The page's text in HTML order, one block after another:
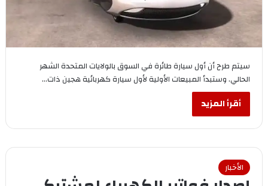
سيتم طرح أن أول سيارة طائرة في السوق بالولايات المتحدة الشهر
الحالي. وستبدأ المبيعات الأولية لأول سيارة كهربائية هجين ذات…
أقرأ المزيد
الأخبار